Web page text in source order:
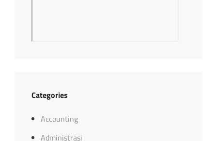
Categories
Accounting
Administrasi